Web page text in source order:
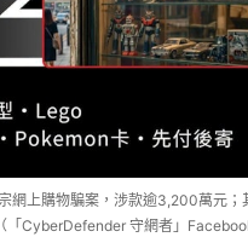
網上購物騙案，涉款逾3,200萬元；
「CyberDefender 守網者」